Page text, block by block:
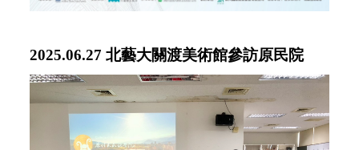
2025.06.27 北藝大關渡美術館參訪原民院